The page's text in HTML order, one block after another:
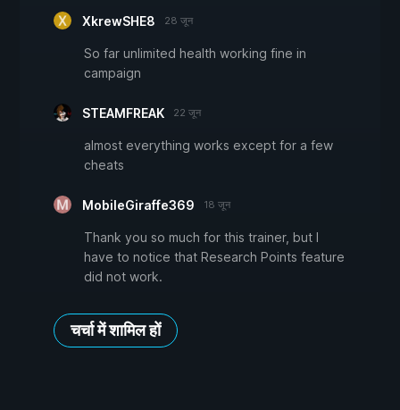
XkrewSHE8 28 जून
So far unlimited health working fine in
campaign
STEAMFREAK 22 जून
almost everything works except for a few
cheats
MobileGiraffe369 18 जून
Thank you so much for this trainer, but I
have to notice that Research Points feature
did not work.
चर्चा में शामिल हों